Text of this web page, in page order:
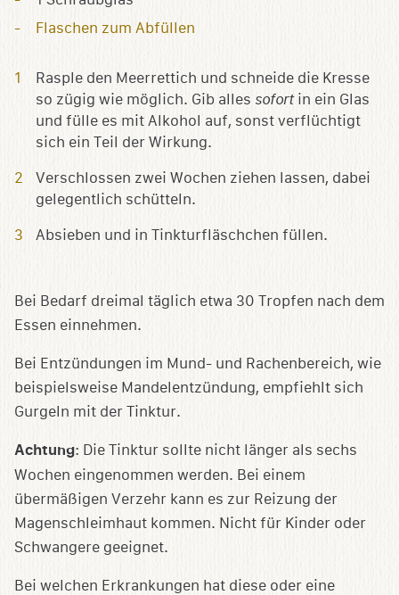
Flaschen zum Abfüllen
Rasple den Meerrettich und schneide die Kresse
so zügig wie möglich. Gib alles sofortin ein Glas
und fülle es mit Alkohol auf, sonst verflüchtigt
sich ein Teil der Wirkung.
Verschlossen zwei Wochen ziehen lassen, dabei
gelegentlich schütteln.
Absieben und in Tinkturfläschchen füllen.
Bei Bedarf dreimal täglich etwa 30 Tropfen nach dem
Essen einnehmen.
Bei Entzündungen im Mund- und Rachenbereich, wie
beispielsweise Mandelentzündung, empfiehlt sich
Gurgeln mit der Tinktur.
Achtung: Die Tinktur sollte nicht länger als sechs
Wochen eingenommen werden. Bei einem
übermäßigen Verzehr kann es zur Reizung der
Magenschleimhaut kommen. Nicht für Kinder oder
Schwangere geeignet.
Bei welchen Erkrankungen hat diese oder eine